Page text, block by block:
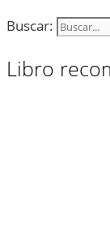
Buscar:
Libro